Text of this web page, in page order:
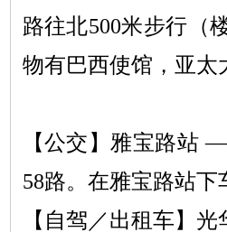
路往北500米步行（
物有巴西使馆，亚太
【公交】雅宝路站
58路。在雅宝路站下
【自驾／出租车】